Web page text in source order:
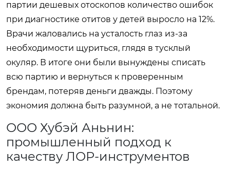
партии дешевых отоскопов количество ошибок
при диагностике отитов у детей выросло на 12%.
Врачи жаловались на усталость глаз из-за
необходимости щуриться, глядя в тусклый
окуляр. В итоге они были вынуждены списать
всю партию и вернуться к проверенным
брендам, потеряв деньги дважды. Поэтому
экономия должна быть разумной, а не тотальной.
ООО Хубэй Аньнин:
промышленный подход к
качеству ЛОР-инструментов